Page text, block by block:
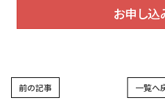
お申し
一覧へ
前の記事